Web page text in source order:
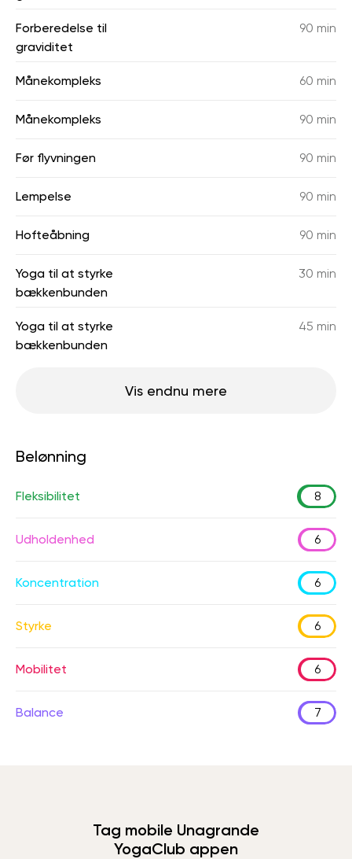
Forberedelse til
graviditet
90 min
Månekompleks 60 min
Månekompleks 90 min
Før flyvningen 90 min
Lempelse 90 min
Hofteåbning 90 min
Yoga til at styrke
bækkenbunden
30 min
Yoga til at styrke
bækkenbunden
45 min
Vis endnu mere
Belønning
Fleksibilitet 8
Udholdenhed 6
Koncentration 6
Styrke 6
Mobilitet 6
Balance 7
Tag mobile Unagrande
YogaClub appen